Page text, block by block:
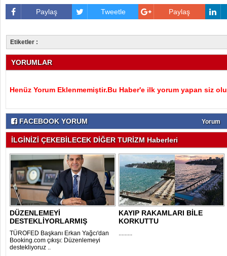
Paylaş Tweetle Paylaş
Etiketler :
YORUMLAR
Henüz Yorum Eklenmemiştir.Bu Haber'e ilk yorum yapan siz
FACEBOOK YORUM Yorum
İLGİNİZİ ÇEKEBİLECEK DİĞER TURİZM Haberleri
DÜZENLEMEYİ
DESTEKLİYORLARMIŞ
TÜROFED Başkanı Erkan Yağcı'dan
Booking.com çıkışı: Düzenlemeyi
destekliyoruz ..
KAYIP RAKAMLARI BİLE
KORKUTTU
.........